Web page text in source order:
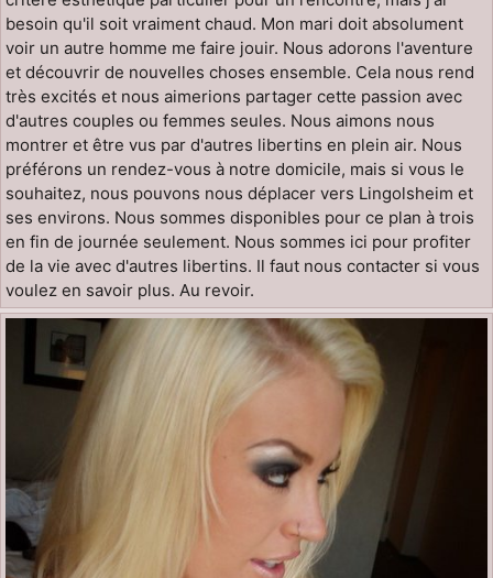
besoin qu'il soit vraiment chaud. Mon mari doit absolument
voir un autre homme me faire jouir. Nous adorons l'aventure
et découvrir de nouvelles choses ensemble. Cela nous rend
très excités et nous aimerions partager cette passion avec
d'autres couples ou femmes seules. Nous aimons nous
montrer et être vus par d'autres libertins en plein air. Nous
préférons un rendez-vous à notre domicile, mais si vous le
souhaitez, nous pouvons nous déplacer vers Lingolsheim et
ses environs. Nous sommes disponibles pour ce plan à trois
en fin de journée seulement. Nous sommes ici pour profiter
de la vie avec d'autres libertins. Il faut nous contacter si vous
voulez en savoir plus. Au revoir.